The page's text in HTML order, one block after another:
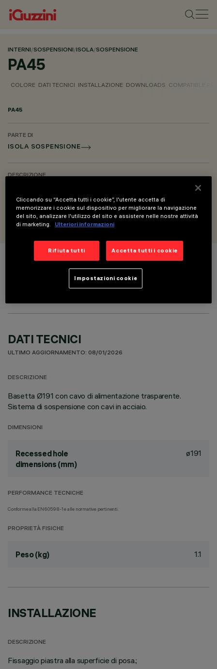
INTERNI/SOSPENSIONI/ISOLA/SOSPENSIONE
PA45
COLORE DATI TECNICI INSTALLAZIONE DOWNLOADS COMPATIBLE
PA45
PARTE DI
ISOLA SOSPENSIONE
DESCRIZIONE
Basetta di alimentazione con cavi di sospensione - L=2000
PROGETTATO DA
iGuzzini
DATI TECNICI
ULTIMO AGGIORNAMENTO: 08/01/2026
DESCRIZIONE
Basetta Ø191 con cavo di alimentazione trasparente.
Sistema di sospensione con cavi in acciaio.
DIMENSIONI
Recessed hole
dimensions (mm)
ø191
PERFORMANCE TECNICHE
Conforme alla EN60598-1 e alle normative pertinenti.
PROPRIETÀ FISICHE
Peso (kg) 1.1
INSTALLAZIONE
DESCRIZIONE
Fissaggio piastra alla superficie di posa.;
Cliccando su “Accetta tutti i cookie”, l'utente accetta di
memorizzare i cookie sul dispositivo per migliorare la navigazione
del sito, analizzare l'utilizzo del sito e assistere nelle nostre attività
di marketing.
Ulteriori informazioni
Rifiuta tutti Accetta tutti i cookie
Impostazioni cookie